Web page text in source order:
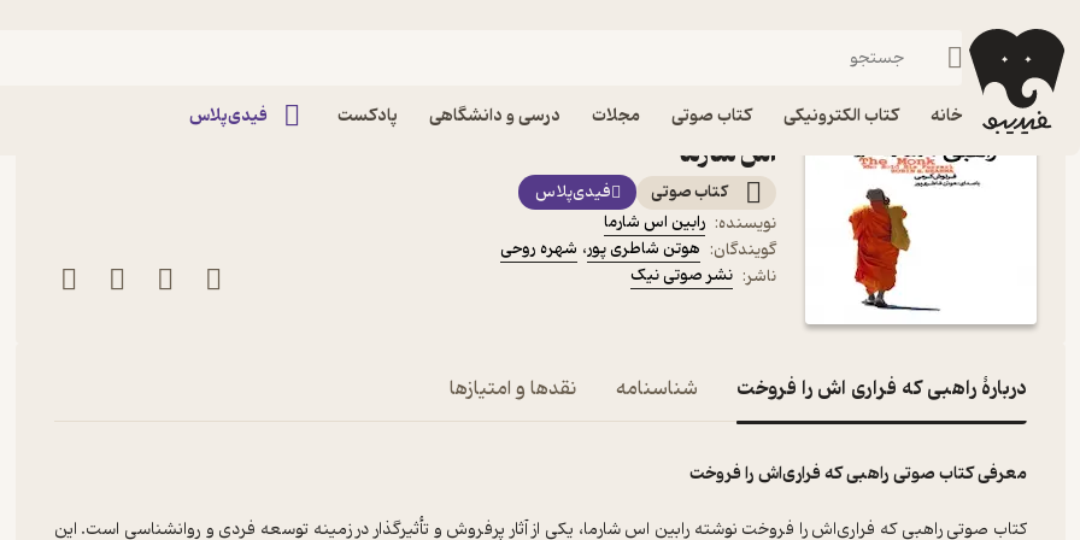
خانه کتاب الکترونیکی کتاب صوتی مجلات درسی و دانشگاهی پادکست فیدی‌پلاس
فیدیبو کتاب صوتی
کتاب صوتی راهبی که فراری اش را فروخت اثر رابین
اس شارما
کتاب صوتی
فیدی‌پلاس
نویسنده: رابین اس شارما
گویندگان: هوتن شاطری پور، شهره روحی
ناشر: نشر صوتی نیک
دربارۀ راهبی که فراری اش را فروخت شناسنامه نقدها و امتیازها
معرفی کتاب صوتی راهبی که فراری‌اش را فروخت
کتاب صوتی راهبی که فراری‌اش را فروخت نوشته رابین اس شارما، یکی از آثار پرفروش و تأثیرگذار در زمینه توسعه فردی و روانشناسی است. این